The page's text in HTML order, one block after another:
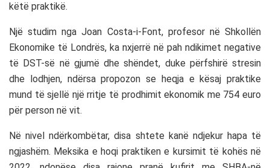
këtë praktikë.
Një studim nga Joan Costa-i-Font, profesor në Shkollën
Ekonomike të Londrës, ka nxjerrë në pah ndikimet negative
të DST-së në gjumë dhe shëndet, duke përfshirë stresin
dhe lodhjen, ndërsa propozon se heqja e kësaj praktike
mund të sjellë një rritje të prodhimit ekonomik me 754 euro
për person në vit.
Në nivel ndërkombëtar, disa shtete kanë ndjekur hapa të
ngjashëm. Meksika e hoqi praktiken e kursimit të kohës në